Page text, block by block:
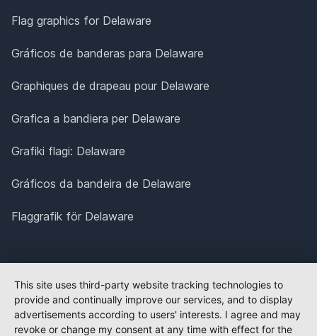
Flag graphics for Delaware
Gráficos de banderas para Delaware
Graphiques de drapeau pour Delaware
Grafica a bandiera per Delaware
Grafiki flagi: Delaware
Gráficos da bandeira de Delaware
Flaggrafik för Delaware
This site uses third-party website tracking technologies to
provide and continually improve our services, and to display
advertisements according to users' interests. I agree and may
revoke or change my consent at any time with effect for the